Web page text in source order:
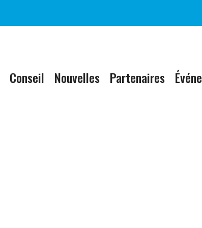
Conseil Nouvelles Partenaires